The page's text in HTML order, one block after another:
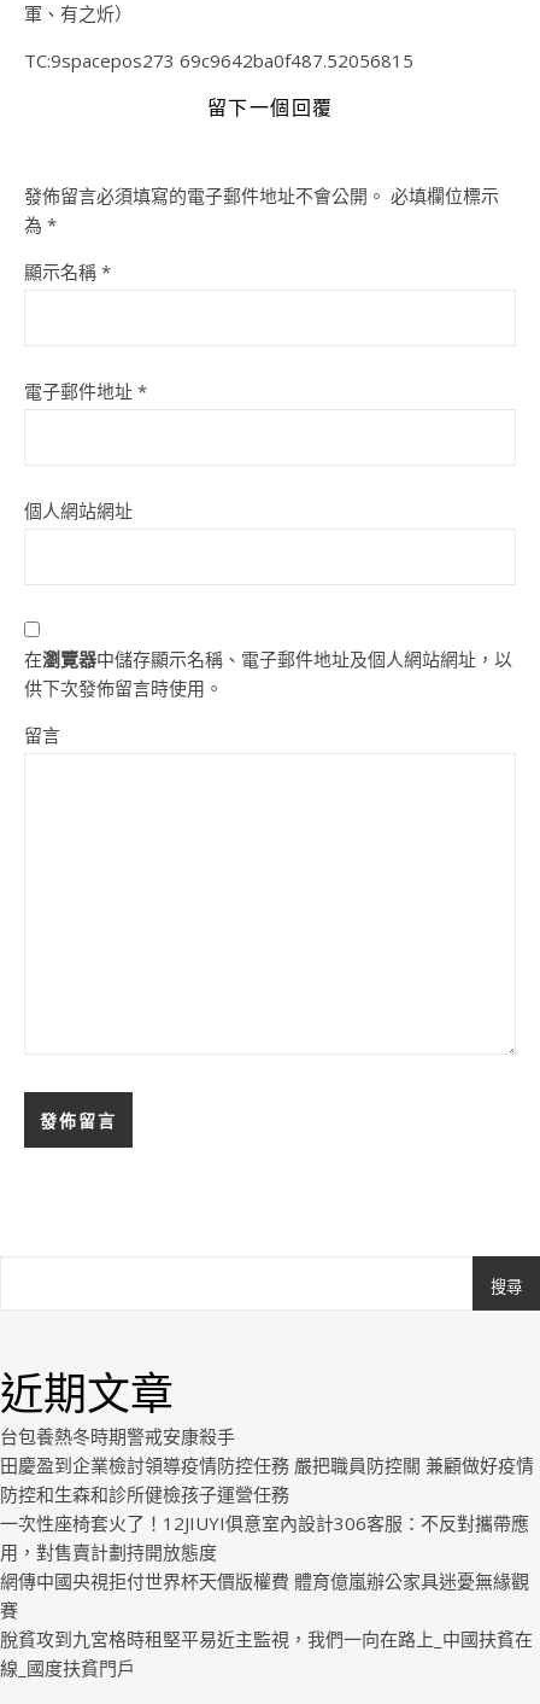
軍、有之炘）
TC:9spacepos273 69c9642ba0f487.52056815
留下一個回覆
發佈留言必須填寫的電子郵件地址不會公開。 必填欄位標示
為 *
顯示名稱 *
電子郵件地址 *
個人網站網址
在瀏覽器中儲存顯示名稱、電子郵件地址及個人網站網址，以
供下次發佈留言時使用。
留言
搜尋
近期文章
台包養熱冬時期警戒安康殺手
田慶盈到企業檢討領導疫情防控任務 嚴把職員防控關 兼顧做好疫情
防控和生森和診所健檢孩子運營任務
一次性座椅套火了！12JIUYI俱意室內設計306客服：不反對攜帶應
用，對售賣計劃持開放態度
網傳中國央視拒付世界杯天價版權費 體育億嵐辦公家具迷憂無緣觀
賽
脫貧攻到九宮格時租堅平易近主監視，我們一向在路上_中國扶貧在
線_國度扶貧門戶
Royal.